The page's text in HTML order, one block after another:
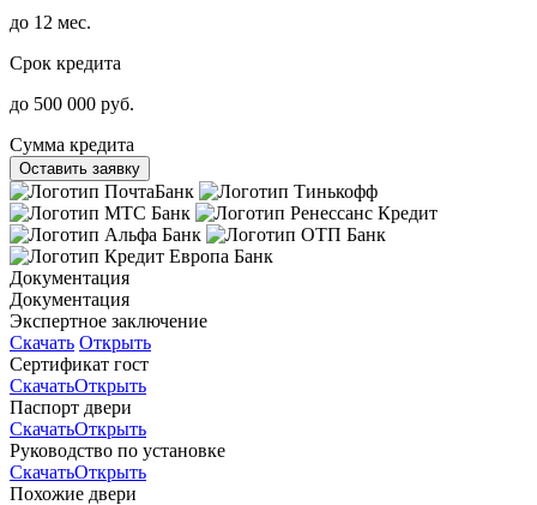
до 12 мес.
Срок кредита
до 500 000 руб.
Сумма кредита
Оставить заявку
Документация
Документация
Экспертное заключение
Скачать Открыть
Сертификат гост
СкачатьОткрыть
Паспорт двери
СкачатьОткрыть
Руководство по установке
СкачатьОткрыть
Похожие двери